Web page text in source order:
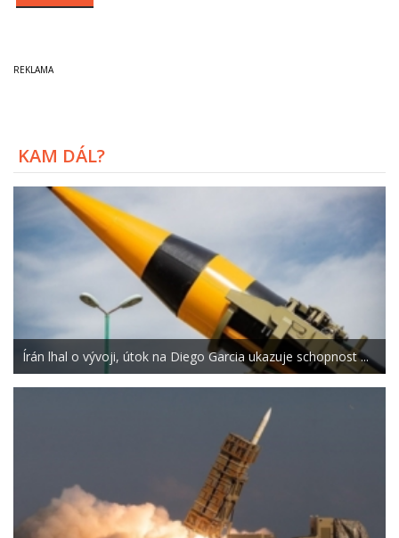
KAM DÁL?
Írán lhal o vývoji, útok na Diego Garcia ukazuje schopnost ...